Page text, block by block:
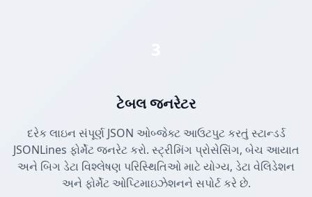
ટેબલ જનરેટર
દરેક લાઇન સંપૂર્ણ JSON ઓબ્જેક્ટ આઉટપુટ કરતું સ્ટાન્ડર્ડ
JSONLines ફોર્મેટ જનરેટ કરો. સ્ટ્રીમિંગ પ્રોસેસિંગ, બેચ આયાત
અને બિગ ડેટા વિશ્લેષણ પરિસ્થિતિઓ માટે યોગ્ય, ડેટા વેલિડેશન
અને ફોર્મેટ ઓપ્ટિમાઇઝેશનને સપોર્ટ કરે છે.